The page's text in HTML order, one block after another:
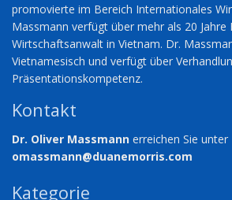
promovierte im Bereich Internationales
Massmann verfügt über mehr als 20 Jahre
Wirtschaftsanwalt in Vietnam. Dr.
Vietnamesisch und verfügt über
Präsentationskompetenz.
Kontakt
Dr. Oliver Massmann erreichen Sie unter
omassmann@duanemorris.com
Kategorie